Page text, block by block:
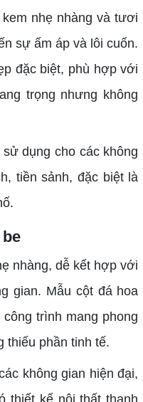
nhẹ nhàng và tươi
sự ấm áp và lôi cuốn.
đặc biệt, phù hợp với
trọng nhưng không
dụng cho các không
tiền sảnh, đặc biệt là
nhàng, dễ kết hợp với
gian. Mẫu cột đá hoa
trình mang phong
thiếu phần tinh tế.
không gian hiện đại,
thiết kế nội thất thanh